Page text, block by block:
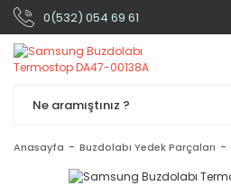
0(532) 054 69 61
Anasayfa Buzdolabı Yedek Parçaları